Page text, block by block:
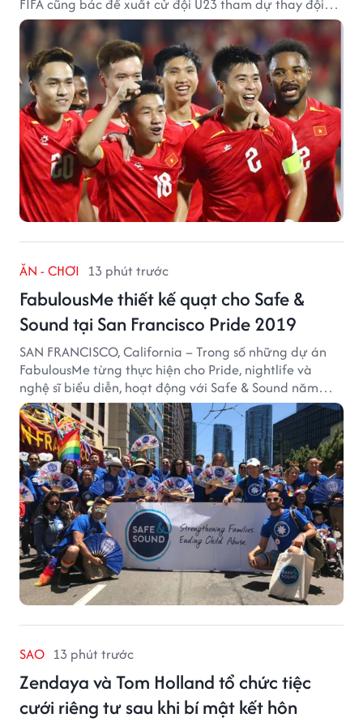
FIFA cũng bác đề xuất cử đội U23 tham dự thay đội
tuyển quốc gia.
ĂN - CHƠI 13 phút trước
FabulousMe thiết kế quạt cho Safe &
Sound tại San Francisco Pride 2019
SAN FRANCISCO, California – Trong số những dự án
FabulousMe từng thực hiện cho Pride, nightlife và
nghệ sĩ biểu diễn, hoạt động với Safe & Sound năm
2019 mang một bối cảnh khác biệt. Safe & Sound là tổ
chức phi lợi nhuận tại San Francisco hoạt động trong
lĩnh vực phòng ngừa bạo hành trẻ em, hỗ trợ gia đình
và xây dựng môi trường an toàn cho trẻ em.
SAO 13 phút trước
Zendaya và Tom Holland tổ chức tiệc
cưới riêng tư sau khi bí mật kết hôn